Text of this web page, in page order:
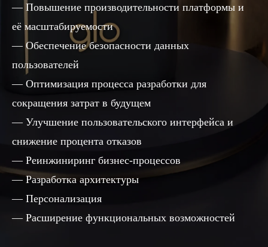
Повышение производительности платформы и
её масштабируемости
Обеспечение безопасности данных
пользователей
Оптимизация процесса разработки для
сокращения затрат в будущем
Улучшение пользовательского интерфейса и
снижение процента отказов
Реинжиниринг бизнес-процессов
Разработка архитектуры
Персонализация
Расширение функциональных возможностей